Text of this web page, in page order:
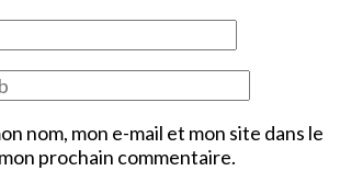
nom, mon e-mail et mon site dans le
prochain commentaire.